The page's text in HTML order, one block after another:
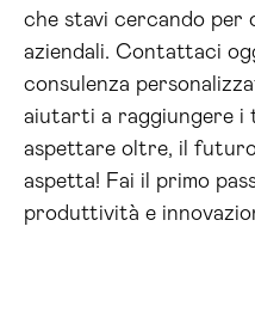
che stavi cercando per
aziendali. Contattaci
consulenza
aiutarti a raggiungere i
aspettare oltre, il
aspetta! Fai il primo
produttività e